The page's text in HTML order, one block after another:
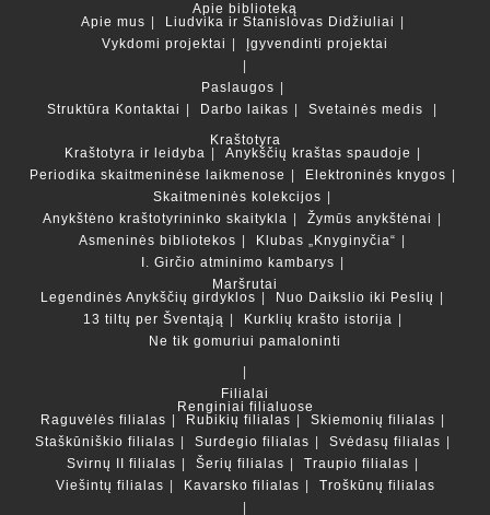
Apie biblioteką
Apie mus
Liudvika ir Stanislovas Didžiuliai
Vykdomi projektai
Įgyvendinti projektai
Paslaugos
Struktūra Kontaktai Darbo laikas
Svetainės medis
Kraštotyra
Kraštotyra ir leidyba
Anykščių kraštas spaudoje
Periodika skaitmeninėse laikmenose
Elektroninės knygos
Skaitmeninės kolekcijos
Anykštėno kraštotyrininko skaitykla
Žymūs anykštėnai
Asmeninės bibliotekos
Klubas „Knyginyčia“
I. Girčio atminimo kambarys
Maršrutai
Legendinės Anykščių girdyklos
Nuo Daikslio iki Peslių
13 tiltų per Šventąją
Kurklių krašto istorija
Ne tik gomuriui pamaloninti
Filialai
Renginiai filialuose
Raguvėlės filialas
Rubikių filialas
Skiemonių filialas
Staškūniškio filialas
Surdegio filialas
Svėdasų filialas
Svirnų II filialas
Šerių filialas
Traupio filialas
Viešintų filialas
Kavarsko filialas Troškūnų filialas